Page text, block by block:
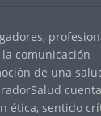
comunicación
de una
ética, sentido